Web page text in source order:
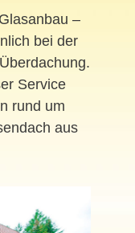
–
bei der
Service
rund um
aus